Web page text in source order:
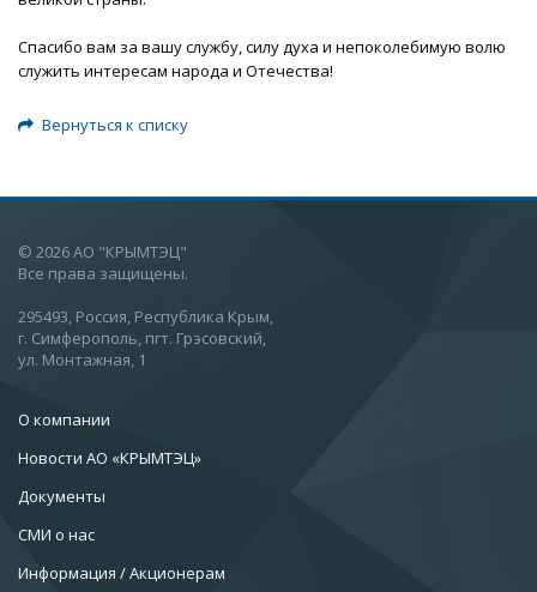
Спасибо вам за вашу службу, силу духа и непоколебимую волю
служить интересам народа и Отечества!
Вернуться к списку
© 2026 АО "КРЫМТЭЦ"
Все права защищены.
295493, Россия, Республика Крым,
г. Симферополь, пгт. Грэсовский,
ул. Монтажная, 1
О компании
Новости АО «КРЫМТЭЦ»
Документы
СМИ о нас
Информация / Акционерам